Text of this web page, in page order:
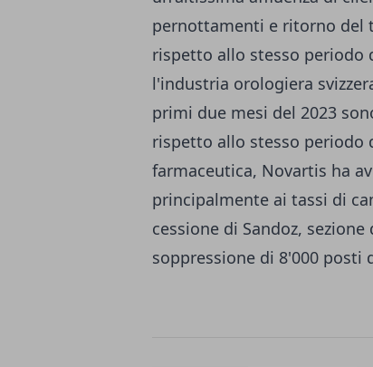
pernottamenti e ritorno del
rispetto allo stesso periodo
l'industria orologiera
primi due mesi del 2023
rispetto allo stesso periodo
farmaceutica, Novartis ha
principalmente ai tassi di
cessione di Sandoz,
soppressione di 8'000 posti